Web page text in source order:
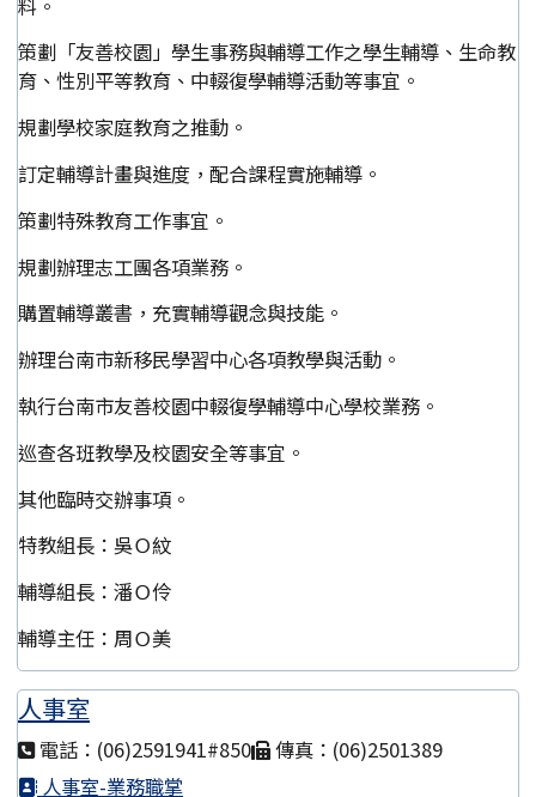
策劃「友善校園」學生事務與輔導工作之學生輔導、生命教
育、性別平等教育、中輟復學輔導活動等事宜。
規劃學校家庭教育之推動。
訂定輔導計畫與進度，配合課程實施輔導。
策劃特殊教育工作事宜。
規劃辦理志工團各項業務。
購置輔導叢書，充實輔導觀念與技能。
辦理台南市新移民學習中心各項教學與活動。
執行台南市友善校園中輟復學輔導中心學校業務。
巡查各班教學及校園安全等事宜。
其他臨時交辦事項。
特教組長：吳Ｏ紋
輔導組長：潘Ｏ伶
輔導主任：周Ｏ美
人事室
電話：(06)2591941#850
傳真：(06)2501389
人事室-業務職掌